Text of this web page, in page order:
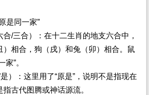
是同一家”
/三合）：在十二生肖的地支六合中，
）相合，狗（戌）和兔（卯）相合。鼠
家”。
）：这里用了“原是”，说明不是指现在
古代图腾或神话源流。